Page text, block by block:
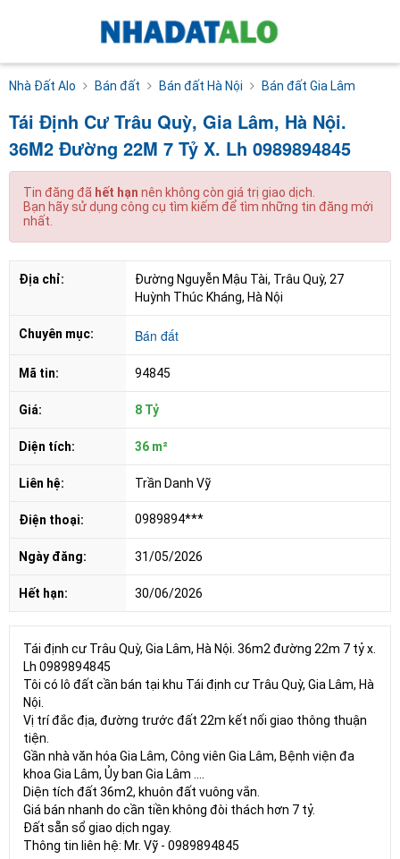
Nhà Đất Alo Bán đất Bán đất Hà Nội Bán đất Gia Lâm
Tái Định Cư Trâu Quỳ, Gia Lâm, Hà Nội.
36M2 Đường 22M 7 Tỷ X. Lh 0989894845
Tin đăng đã hết hạn nên không còn giá trị giao dịch.
Bạn hãy sử dụng công cụ tìm kiếm để tìm những tin đăng mới
nhất.
Địa chỉ:
Đường Nguyễn Mậu Tài, Trâu Quỳ, 27
Huỳnh Thúc Kháng, Hà Nội
Chuyên mục: Bán đất
Mã tin: 94845
Giá: 8 Tỷ
Diện tích: 36 m²
Liên hệ: Trần Danh Vỹ
Điện thoại: 0989894***
Ngày đăng: 31/05/2026
Hết hạn: 30/06/2026
Tái định cư Trâu Quỳ, Gia Lâm, Hà Nội. 36m2 đường 22m 7 tỷ x.
Lh 0989894845
Tôi có lô đất cần bán tại khu Tái định cư Trâu Quỳ, Gia Lâm, Hà
Nội.
Vị trí đắc địa, đường trước đất 22m kết nối giao thông thuận
tiện.
Gần nhà văn hóa Gia Lâm, Công viên Gia Lâm, Bệnh viện đa
khoa Gia Lâm, Ủy ban Gia Lâm ....
Diện tích đất 36m2, khuôn đất vuông vắn.
Giá bán nhanh do cần tiền không đòi thách hơn 7 tỷ.
Đất sẵn sổ giao dịch ngay.
Thông tin liên hệ: Mr. Vỹ - 0989894845